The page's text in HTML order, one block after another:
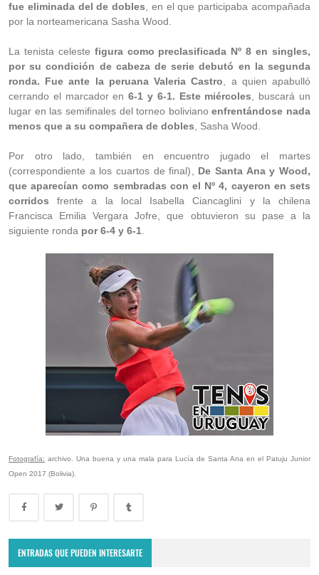
fue eliminada del de dobles , en el que participaba acompañada
por la norteamericana Sasha Wood.
La tenista celeste figura como preclasificada Nº 8 en singles,
por su condición de cabeza de serie debutó en la segunda
ronda. Fue ante la peruana Valeria Castro , a quien apabulló
cerrando el marcador en6-1 y 6-1. Este miércoles , buscará un
lugar en las semifinales del torneo bolivianoenfrentándose nada
menos que a su compañera de dobles , Sasha Wood.
Por otro lado, también en encuentro jugado el martes
(correspondiente a los cuartos de final), De Santa Ana y Wood,
que aparecían como sembradas con el Nº 4, cayeron en sets
corridos frente a la local Isabella Ciancaglini y la chilena
Francisca Emilia Vergara Jofre, que obtuvieron su pase a la
siguiente ronda por 6-4 y 6-1
Fotografía: archivo. Una buena y una mala para Lucía de Santa Ana en el Patuju Junior
Open 2017 (Bolivia).
ENTRADAS QUE PUEDEN INTERESARTE